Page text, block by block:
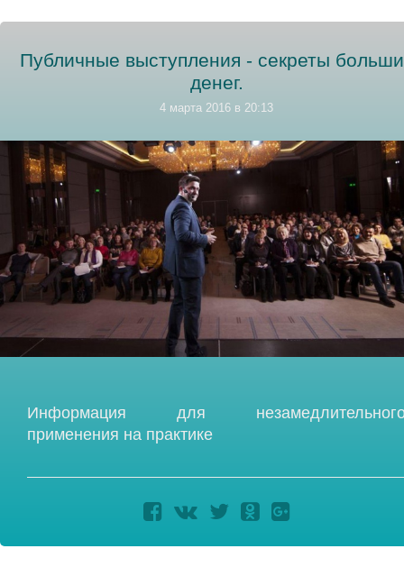
Публичные выступления - секреты
денег.
4 марта 2016 в 20:13
Информация для
применения на практике